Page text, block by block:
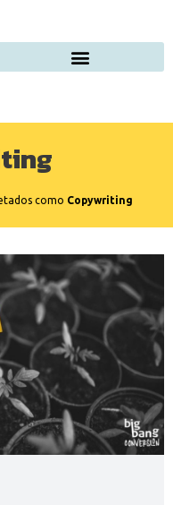
como Copywriting